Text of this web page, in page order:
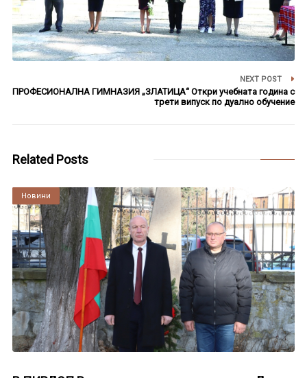
NEXT POST
ПРОФЕСИОНАЛНА ГИМНАЗИЯ „ЗЛАТИЦА“ Откри учебната година с
трети випуск по дуално обучение
Related Posts
Култура
Новини